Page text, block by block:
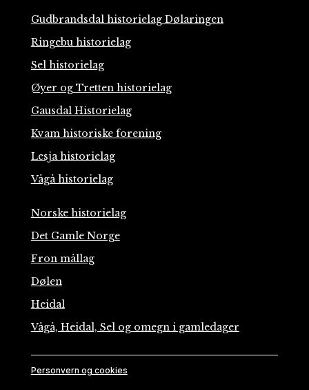
Gudbrandsdal historielag Dølaringen
Ringebu historielag
Sel historielag
Øyer og Tretten historielag
Gausdal Historielag
Kvam historiske forening
Lesja historielag
Vågå historielag
Norske historielag
Det Gamle Norge
Fron mållag
Dølen
Heidal
Vågå, Heidal, Sel og omegn i gamledager
Personvern og cookies